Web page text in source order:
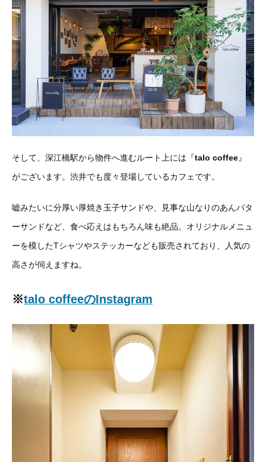
そして、深江橋駅から物件へ進むルート上には『talo coffee』
がございます。渋井でも度々登場しているカフェです。
嘘みたいに分厚い厚焼き玉子サンドや、見事な山なりのあんバタ
ーサンドなど、食べ応えはもちろん味も絶品。オリジナルメニュ
ーを模したTシャツやステッカーなども販売されており、人気の
高さが伺えますね。
※talo coffeeのInstagram